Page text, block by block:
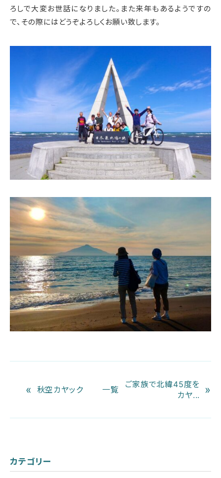
ろしで大変お世話になりました。また来年もあるようですの
で、その際にはどうぞよろしくお願い致します。
« 秋空カヤック 一覧
ご家族で北緯45度を
カヤ...
»
カテゴリー